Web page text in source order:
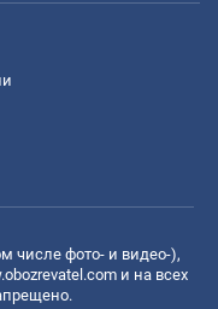
числе фото- и видео-),
и на всех